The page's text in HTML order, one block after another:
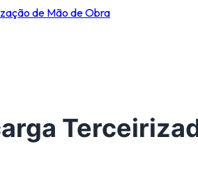
de Mão de Obra